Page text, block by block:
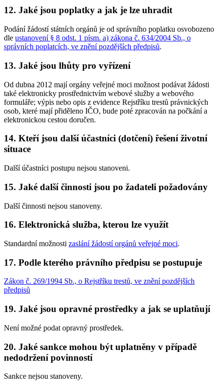
12. Jaké jsou poplatky a jak je lze uhradit
Podání žádostí státních orgánů je od správního poplatku osvobozeno
dle ustanovení § 8 odst. 1 písm. a) zákona č. 634/2004 Sb., o
správních poplatcích, ve znění pozdějších předpisů.
13. Jaké jsou lhůty pro vyřízení
Od dubna 2012 mají orgány veřejné moci možnost podávat žádosti
také elektronicky prostřednictvím webové služby a webového
formuláře; výpis nebo opis z evidence Rejstříku trestů právnických
osob, které mají přiděleno IČO, bude poté zpracován na počkání a
elektronickou cestou doručen.
14. Kteří jsou další účastníci (dotčení) řešení životní
situace
Další účastníci postupu nejsou stanoveni.
15. Jaké další činnosti jsou po žadateli požadovány
Další činnosti nejsou stanoveny.
16. Elektronická služba, kterou lze využít
Standardní možnosti zaslání žádostí orgánů veřejné moci.
17. Podle kterého právního předpisu se postupuje
Zákon č. 269/1994 Sb., o Rejstříku trestů, ve znění pozdějších
předpisů
19. Jaké jsou opravné prostředky a jak se uplatňují
Není možné podat opravný prostředek.
20. Jaké sankce mohou být uplatněny v případě
nedodržení povinností
Sankce nejsou stanoveny.